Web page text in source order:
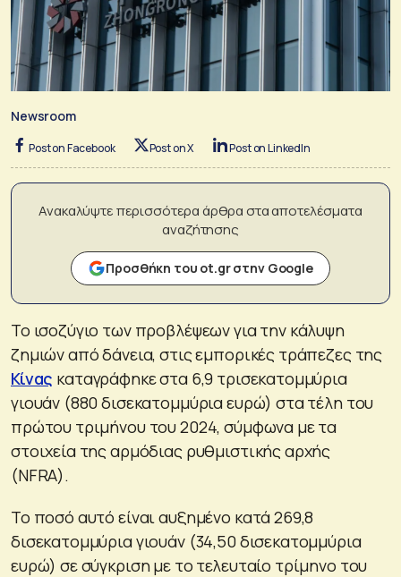
Newsroom
Post on Facebook Post on X Post on LinkedIn
Ανακαλύψτε περισσότερα άρθρα στα αποτελέσματα
αναζήτησης
Προσθήκη του ot.gr στην Google
Το ισοζύγιο των προβλέψεων για την κάλυψη
ζημιών από δάνεια, στις εμπορικές τράπεζες της
Κίνας καταγράφηκε στα 6,9 τρισεκατομμύρια
γιουάν (880 δισεκατομμύρια ευρώ) στα τέλη του
πρώτου τριμήνου του 2024, σύμφωνα με τα
στοιχεία της αρμόδιας ρυθμιστικής αρχής
(NFRA).
Το ποσό αυτό είναι αυξημένο κατά 269,8
δισεκατομμύρια γιουάν (34,50 δισεκατομμύρια
ευρώ) σε σύγκριση με το τελευταίο τρίμηνο του